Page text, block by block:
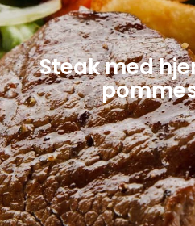
Steak med